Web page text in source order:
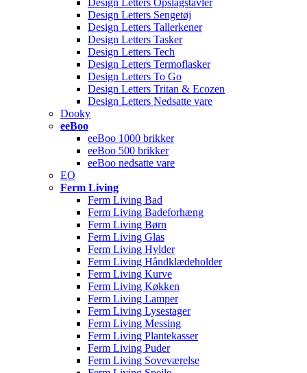
Design Letters Opslagstavler
Design Letters Sengetøj
Design Letters Tallerkener
Design Letters Tasker
Design Letters Tech
Design Letters Termoflasker
Design Letters To Go
Design Letters Tritan & Ecozen
Design Letters Nedsatte vare
Dooky
eeBoo
eeBoo 1000 brikker
eeBoo 500 brikker
eeBoo nedsatte vare
EO
Ferm Living
Ferm Living Bad
Ferm Living Badeforhæng
Ferm Living Børn
Ferm Living Glas
Ferm Living Hylder
Ferm Living Håndklædeholder
Ferm Living Kurve
Ferm Living Køkken
Ferm Living Lamper
Ferm Living Lysestager
Ferm Living Messing
Ferm Living Plantekasser
Ferm Living Puder
Ferm Living Soveværelse